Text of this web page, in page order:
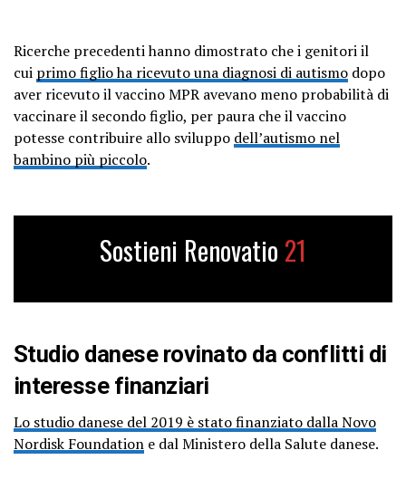
Ricerche precedenti hanno dimostrato che i genitori il
cui primo figlio ha ricevuto una diagnosi di autismo dopo
aver ricevuto il vaccino MPR avevano meno probabilità di
vaccinare il secondo figlio, per paura che il vaccino
potesse contribuire allo sviluppo dell’autismo nel
bambino più piccolo.
Sostieni Renovatio 21
Studio danese rovinato da conflitti di
interesse finanziari
Lo studio danese del 2019 è stato finanziato dalla Novo
Nordisk Foundation e dal Ministero della Salute danese.